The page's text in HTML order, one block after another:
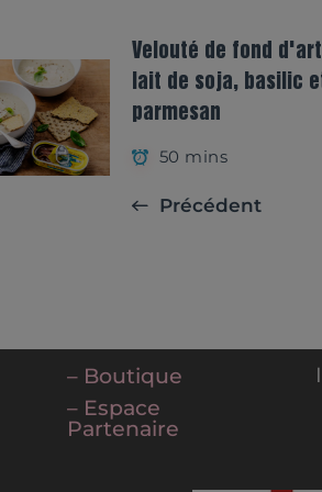
Velouté de fond
lait de soja, basilic
parmesan
50 mins
Précédent
– Boutique
– Espace
Partenaire